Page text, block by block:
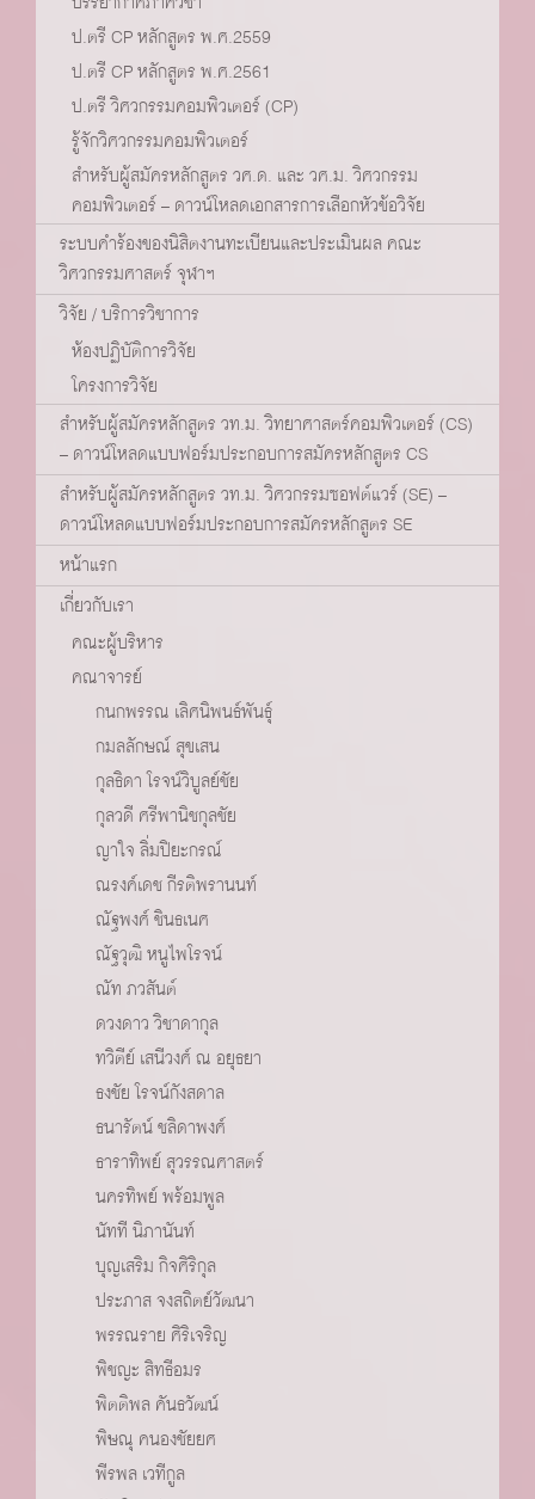
ป.ตรี CP หลักสูตร พ.ศ.2559
ป.ตรี CP หลักสูตร พ.ศ.2561
ป.ตรี วิศวกรรมคอมพิวเตอร์ (CP)
รู้จักวิศวกรรมคอมพิวเตอร์
สำหรับผู้สมัครหลักสูตร วศ.ด. และ วศ.ม. วิศวกรรม
คอมพิวเตอร์ – ดาวน์โหลดเอกสารการเลือกหัวข้อวิจัย
ระบบคำร้องของนิสิตงานทะเบียนและประเมินผล คณะ
วิศวกรรมศาสตร์ จุฬาฯ
วิจัย / บริการวิชาการ
ห้องปฏิบัติการวิจัย
โครงการวิจัย
สำหรับผู้สมัครหลักสูตร วท.ม. วิทยาศาสตร์คอมพิวเตอร์ (CS)
– ดาวน์โหลดแบบฟอร์มประกอบการสมัครหลักสูตร CS
สำหรับผู้สมัครหลักสูตร วท.ม. วิศวกรรมซอฟต์แวร์ (SE) –
ดาวน์โหลดแบบฟอร์มประกอบการสมัครหลักสูตร SE
หน้าแรก
เกี่ยวกับเรา
คณะผู้บริหาร
คณาจารย์
กนกพรรณ เลิศนิพนธ์พันธุ์
กมลลักษณ์ สุขเสน
กุลธิดา โรจน์วิบูลย์ชัย
กุลวดี ศรีพานิชกุลชัย
ญาใจ ลิ่มปิยะกรณ์
ณรงค์เดช กีรติพรานนท์
ณัฐพงศ์ ชินธเนศ
ณัฐวุฒิ หนูไพโรจน์
ณัท ภวสันต์
ดวงดาว วิชาดากุล
ทวิตีย์ เสนีวงศ์ ณ อยุธยา
ธงชัย โรจน์กังสดาล
ธนารัตน์ ชลิดาพงศ์
ธาราทิพย์ สุวรรณศาสตร์
นครทิพย์ พร้อมพูล
นัทที นิภานันท์
บุญเสริม กิจศิริกุล
ประภาส จงสถิตย์วัฒนา
พรรณราย ศิริเจริญ
พิชญะ สิทธีอมร
พิตติพล คันธวัฒน์
พิษณุ คนองชัยยศ
พีรพล เวทีกูล